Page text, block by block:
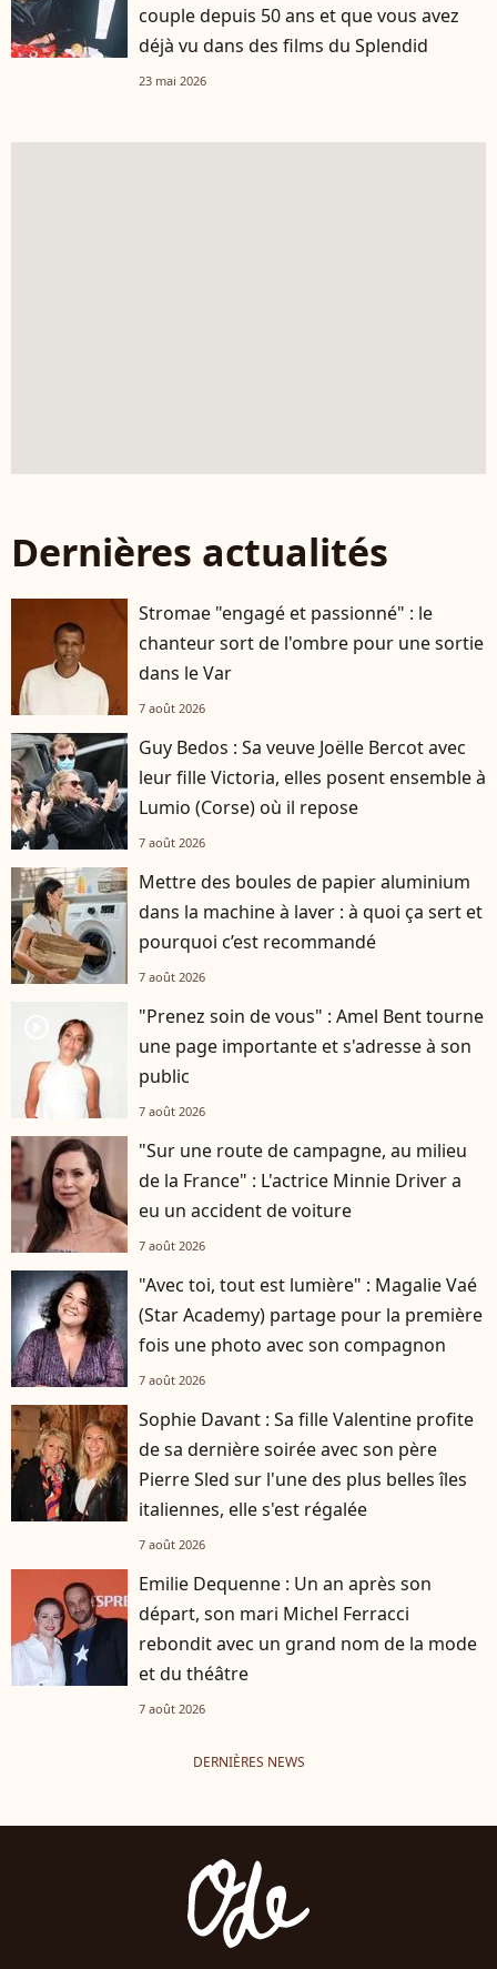
couple depuis 50 ans et que vous avez
déjà vu dans des films du Splendid
23 mai 2026
Dernières actualités
Stromae "engagé et passionné" : le
chanteur sort de l'ombre pour une sortie
dans le Var
7 août 2026
Guy Bedos : Sa veuve Joëlle Bercot avec
leur fille Victoria, elles posent ensemble à
Lumio (Corse) où il repose
7 août 2026
Mettre des boules de papier aluminium
dans la machine à laver : à quoi ça sert et
pourquoi c’est recommandé
7 août 2026
"Prenez soin de vous" : Amel Bent tourne
une page importante et s'adresse à son
public
7 août 2026
"Sur une route de campagne, au milieu
de la France" : L'actrice Minnie Driver a
eu un accident de voiture
7 août 2026
"Avec toi, tout est lumière" : Magalie Vaé
(Star Academy) partage pour la première
fois une photo avec son compagnon
7 août 2026
Sophie Davant : Sa fille Valentine profite
de sa dernière soirée avec son père
Pierre Sled sur l'une des plus belles îles
italiennes, elle s'est régalée
7 août 2026
Emilie Dequenne : Un an après son
départ, son mari Michel Ferracci
rebondit avec un grand nom de la mode
et du théâtre
7 août 2026
DERNIÈRES NEWS